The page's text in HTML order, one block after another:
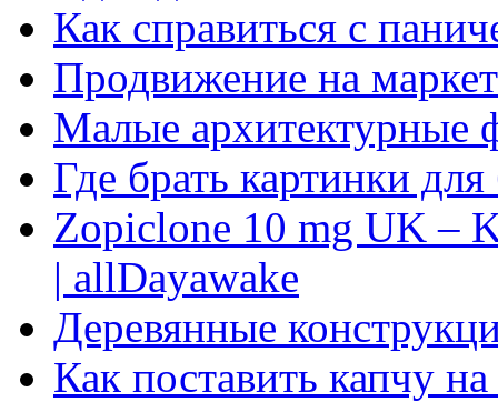
Как справиться с
Продвижение на
Малые архитектурные
Где брать картинки
Zopiclone 10 mg UK –
| allDayawake
Деревянные
Как поставить капчу